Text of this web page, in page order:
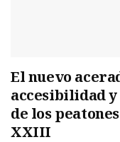
El nuevo
accesibilidad
de los
XXIII